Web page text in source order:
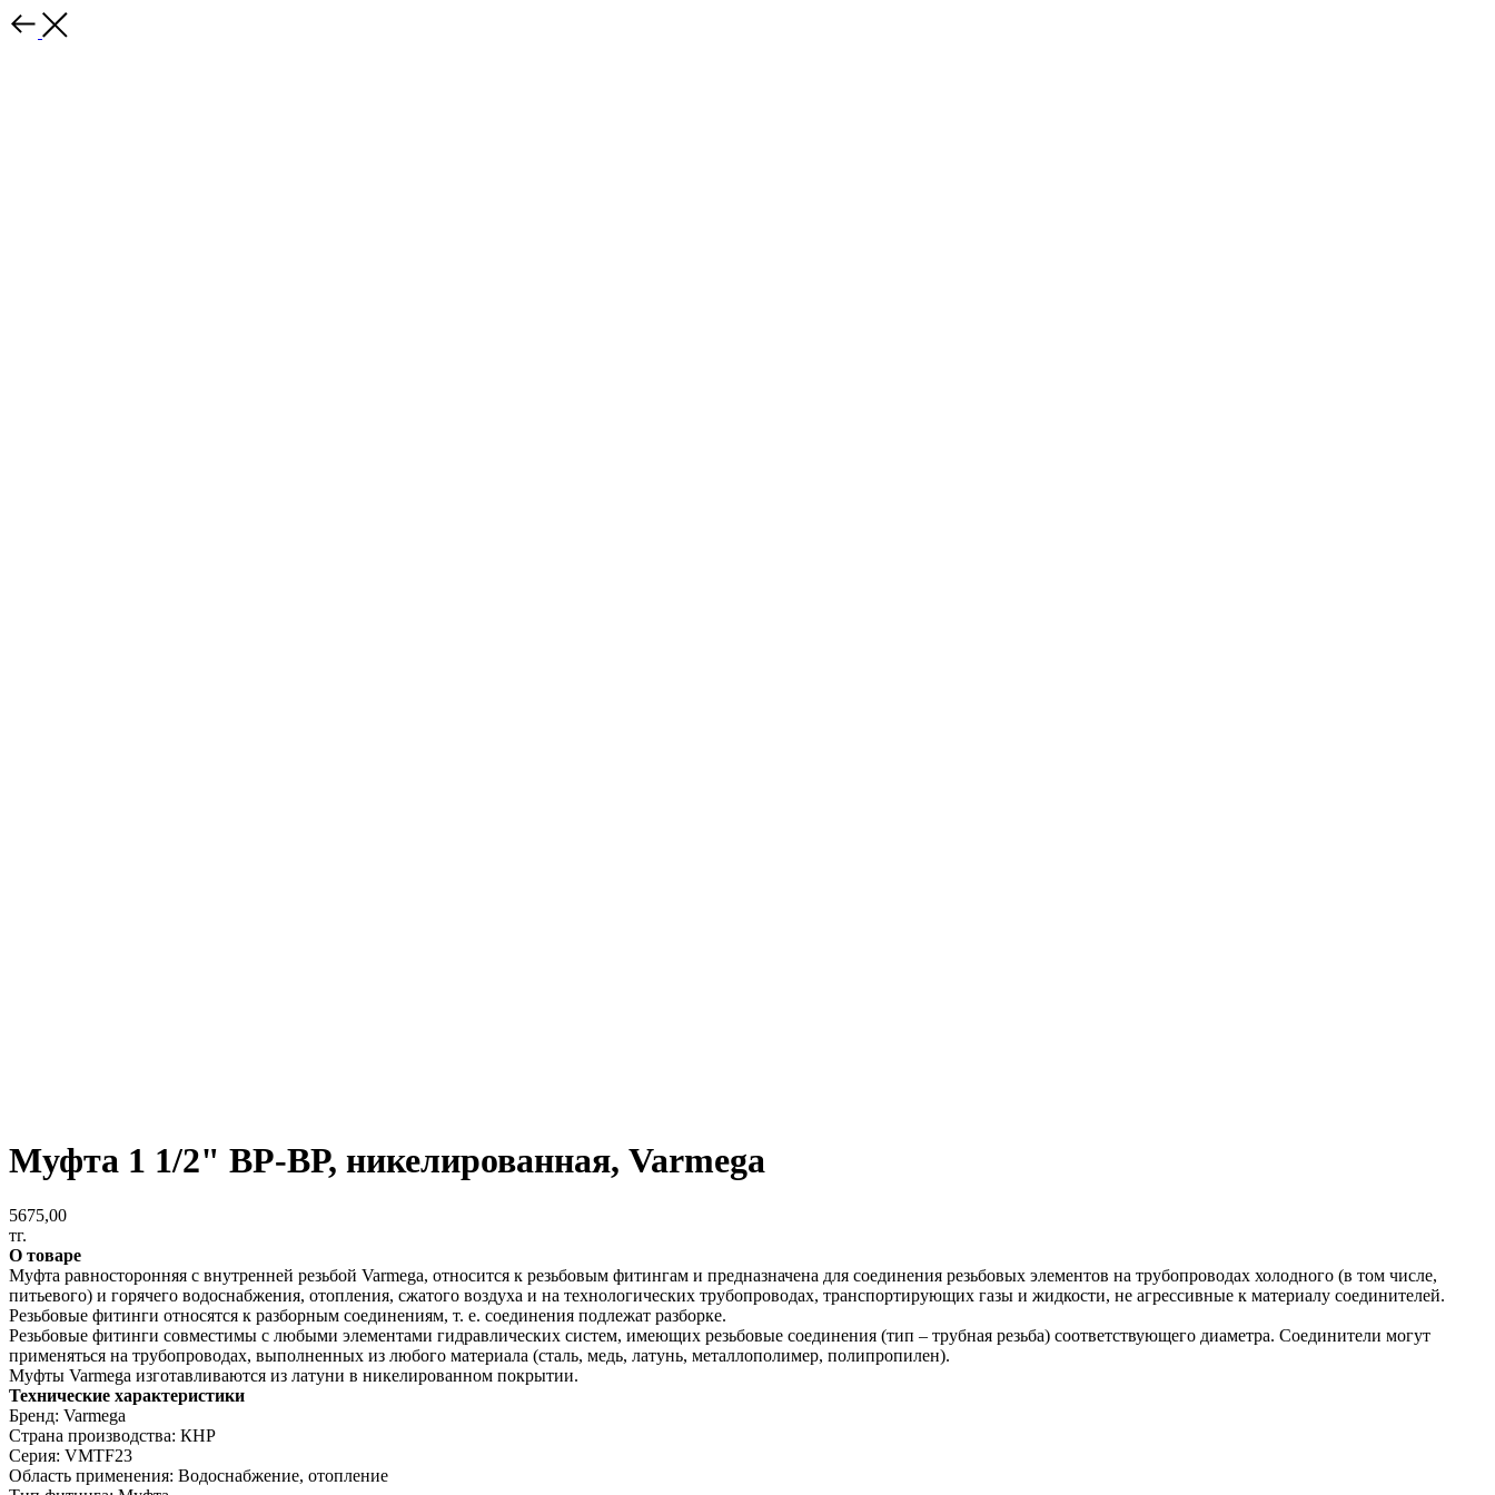
Муфта 1 1/2" ВР-ВР, никелированная, Varmega
5675,00
тг.
О товаре
Муфта равносторонняя с внутренней резьбой Varmega, относится к резьбовым фитингам и предназначена для соединения резьбовых элементов на трубопроводах холодного (в том числе,
питьевого) и горячего водоснабжения, отопления, сжатого воздуха и на технологических трубопроводах, транспортирующих газы и жидкости, не агрессивные к материалу соединителей.
Резьбовые фитинги относятся к разборным соединениям, т. е. соединения подлежат разборке.
Резьбовые фитинги совместимы с любыми элементами гидравлических систем, имеющих резьбовые соединения (тип – трубная резьба) соответствующего диаметра. Соединители могут
применяться на трубопроводах, выполненных из любого материала (сталь, медь, латунь, металлополимер, полипропилен).
Муфты Varmega изготавливаются из латуни в никелированном покрытии.
Технические характеристики
Бренд: Varmega
Страна производства: КНР
Серия: VMTF23
Область применения: Водоснабжение, отопление